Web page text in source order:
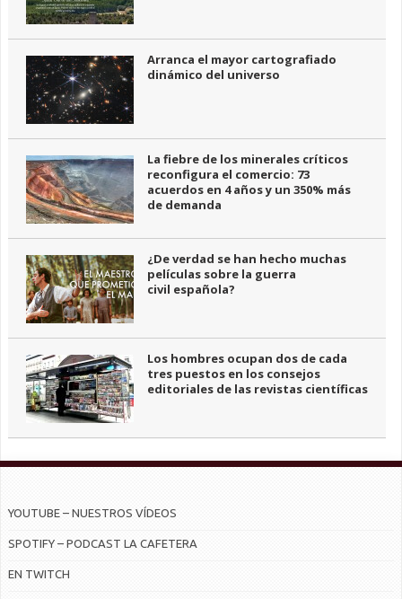
Arranca el mayor cartografiado
dinámico del universo
La fiebre de los minerales críticos
reconfigura el comercio: 73
acuerdos en 4 años y un 350% más
de demanda
¿De verdad se han hecho muchas
películas sobre la guerra
civil española?
Los hombres ocupan dos de cada
tres puestos en los consejos
editoriales de las revistas científicas
YOUTUBE – NUESTROS VÍDEOS
SPOTIFY – PODCAST LA CAFETERA
EN TWITCH